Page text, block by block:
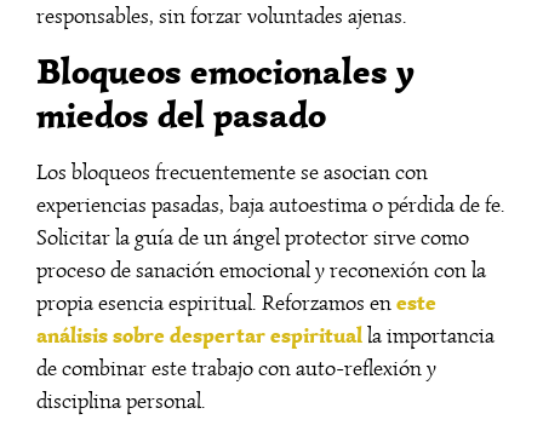
responsables, sin forzar voluntades ajenas.
Bloqueos emocionales y
miedos del pasado
Los bloqueos frecuentemente se asocian con
experiencias pasadas, baja autoestima o pérdida de fe.
Solicitar la guía de un ángel protector sirve como
proceso de sanación emocional y reconexión con la
propia esencia espiritual. Reforzamos eneste
análisis sobre despertar espiritualla importancia
de combinar este trabajo con auto-reflexión y
disciplina personal.